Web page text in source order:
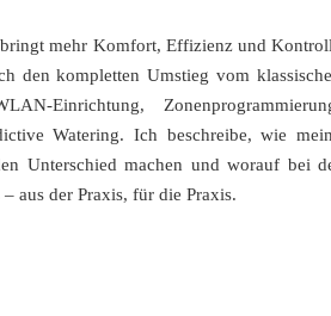
bringt mehr Komfort, Effizienz und
den kompletten Umstieg vom
Einrichtung,
Watering. Ich beschreibe, wie
Unterschied machen und worauf bei
aus der Praxis, für die Praxis.